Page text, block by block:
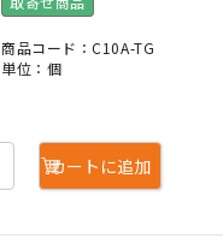
商品コード：C10A-TG
単位：個
カートに追加